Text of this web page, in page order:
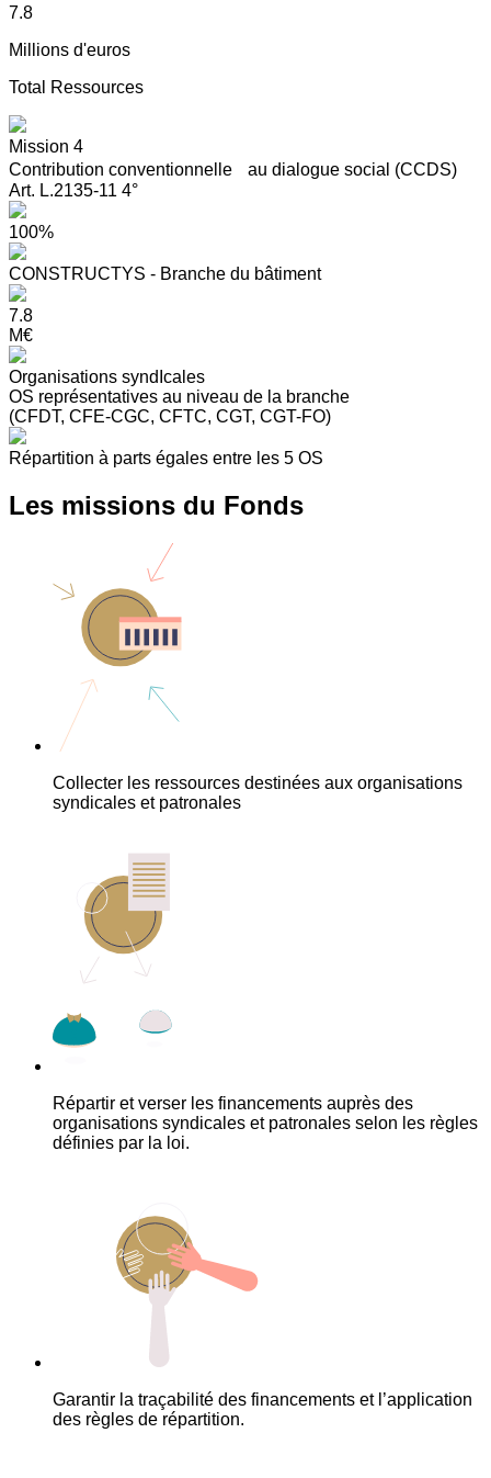
7.8
Millions d'euros
Total Ressources
Mission 4
Contribution conventionnelle au dialogue social (CCDS)
Art. L.2135-11 4°
100%
CONSTRUCTYS - Branche du bâtiment
7.8
M€
Organisations syndIcales
OS représentatives au niveau de la branche
(CFDT, CFE-CGC, CFTC, CGT, CGT-FO)
Répartition à parts égales entre les 5 OS
Les missions du Fonds
Collecter les ressources destinées aux organisations
syndicales et patronales
Répartir et verser les financements auprès des
organisations syndicales et patronales selon les règles
définies par la loi.
Garantir la traçabilité des financements et l’application
des règles de répartition.